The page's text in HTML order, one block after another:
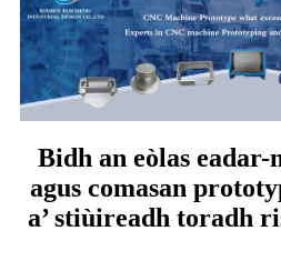
Bidh an eòlas eadar-
agus comasan
a’ stiùireadh toradh